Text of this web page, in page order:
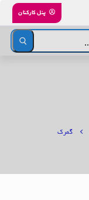
پنل کارکنان
گمرک